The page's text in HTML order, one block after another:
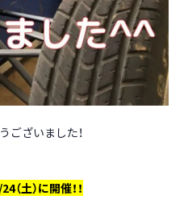
ございました！
土）に開催！！